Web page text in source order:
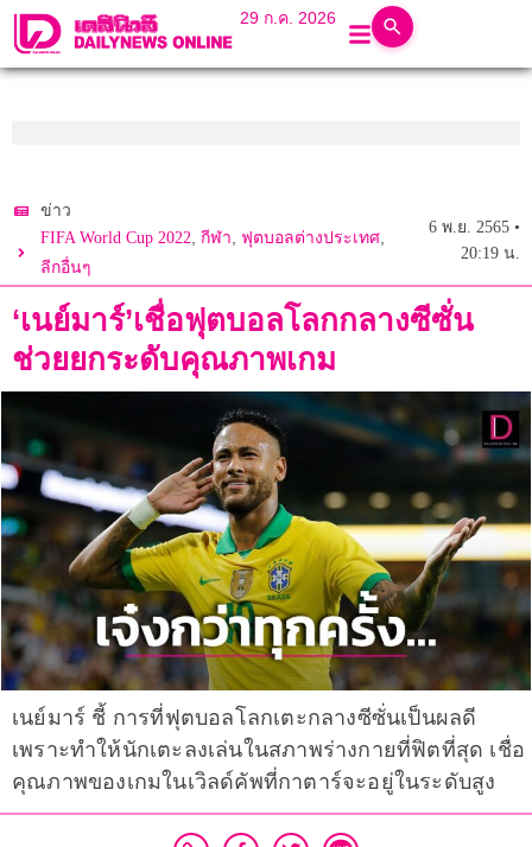
29 ก.ค. 2026
ข่าว
FIFA World Cup 2022, กีฬา, ฟุตบอลต่างประเทศ,
ลีกอื่นๆ
6 พ.ย. 2565 •
20:19 น.
‘เนย์มาร์’เชื่อฟุตบอลโลกกลางซีซั่น
ช่วยยกระดับคุณภาพเกม
เนย์มาร์​ ชี้ การที่ฟุตบอลโลกเตะกลางซีซั่นเป็นผลดี
เพราะทำให้นักเตะลงเล่นในสภาพร่างกายที่ฟิตที่สุด เชื่อ
คุณภาพของเกมในเวิลด์คัพที่กาตาร์จะอยู่ในระดับสูง